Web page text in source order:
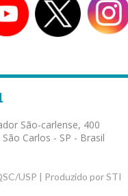
São-carlense, 400
Carlos - SP - Brasil
USP | Produzido por STI